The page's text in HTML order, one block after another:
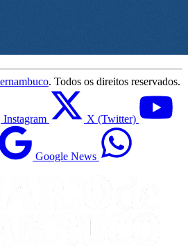
. Todos os direitos reservados.
Instagram X (Twitter)
Google News